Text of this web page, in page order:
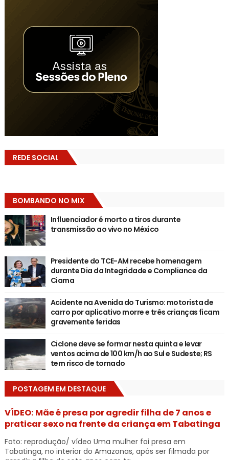
REDE SOCIAL
BOMBANDO NO MIX
Influenciador é morto a tiros durante
transmissão ao vivo no México
Presidente do TCE-AM recebe homenagem
durante Dia da Integridade e Compliance da
Ciama
Acidente na Avenida do Turismo: motorista de
carro por aplicativo morre e três crianças ficam
gravemente feridas
Ciclone deve se formar nesta quinta e levar
ventos acima de 100 km/h ao Sul e Sudeste; RS
tem risco de tornado
POSTAGEM EM DESTAQUE
VÍDEO: Mãe é presa por agredir filha de 7 anos e
praticar sexo na frente da criança em Tabatinga
Foto: reprodução/ vídeo Uma mulher foi presa em
Tabatinga, no interior do Amazonas, após ser filmada por